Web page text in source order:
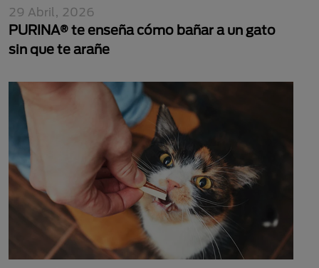
29 Abril, 2026
PURINA® te enseña cómo bañar a un gato
sin que te arañe